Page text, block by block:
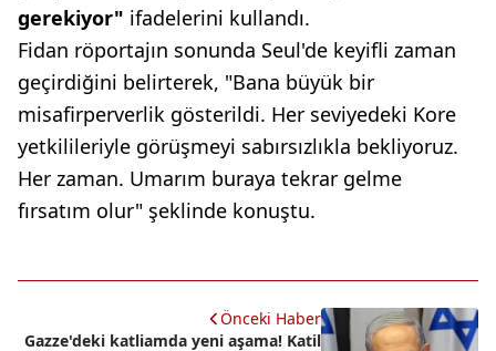
gerekiyor" ifadelerini kullandı.
Fidan röportajın sonunda Seul'de keyifli zaman
geçirdiğini belirterek, "Bana büyük bir
misafirperverlik gösterildi. Her seviyedeki Kore
yetkilileriyle görüşmeyi sabırsızlıkla bekliyoruz.
Her zaman. Umarım buraya tekrar gelme
fırsatım olur" şeklinde konuştu.
Önceki Haber
Gazze'deki katliamda yeni aşama! Katil